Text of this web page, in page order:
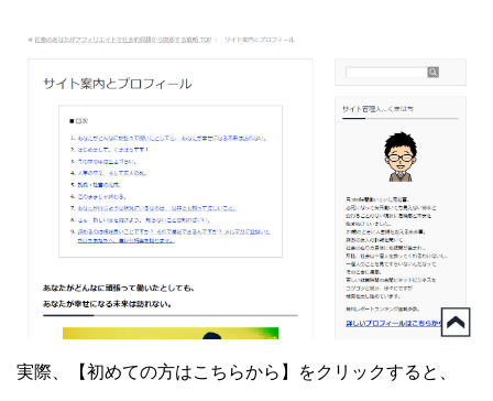
実際、【初めての方はこちらから】をクリックすると、